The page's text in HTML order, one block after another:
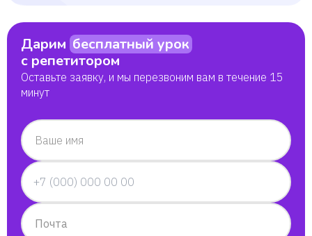
Дарим бесплатный урок
с репетитором
Оставьте заявку, и мы перезвоним вам в течение 15
минут
Ваше имя
Почта